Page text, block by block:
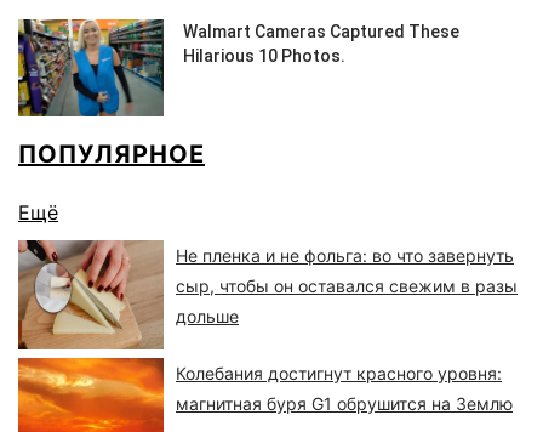
ПОПУЛЯРНОЕ
Ещё
Не пленка и не фольга: во что завернуть
сыр, чтобы он оставался свежим в разы
дольше
Колебания достигнут красного уровня:
магнитная буря G1 обрушится на Землю